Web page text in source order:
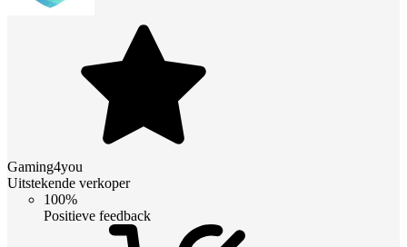
Gaming4you
Uitstekende verkoper
100%
Positieve feedback